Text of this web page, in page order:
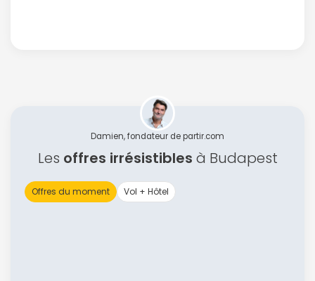
Damien, fondateur de partir.com
Les offres irrésistibles à Budapest
Offres du moment Vol + Hôtel